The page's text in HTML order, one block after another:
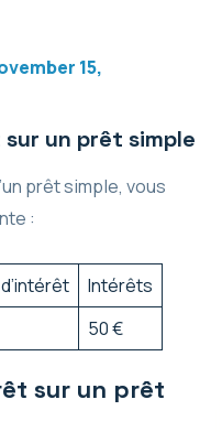
15,
un prêt simple
prêt simple, vous
:
Intérêts
50 €
sur un prêt